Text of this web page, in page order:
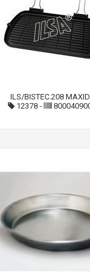
ILS/BISTEC.208
12378-